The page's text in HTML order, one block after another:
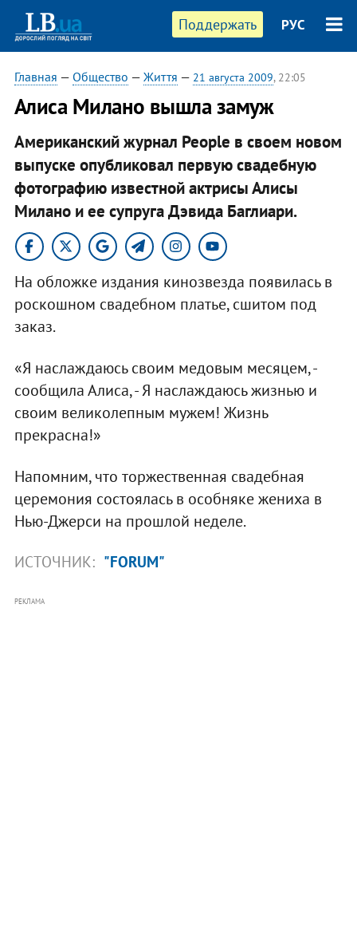
Поддержать РУС
Главная — Общество — Життя — 21 августа 2009, 22:05
Алиса Милано вышла замуж
Американский журнал People в своем новом
выпуске опубликовал первую свадебную
фотографию известной актрисы Алисы
Милано и ее супруга Дэвида Баглиари.
На обложке издания кинозвезда появилась в
роскошном свадебном платье, сшитом под
заказ.
«Я наслаждаюсь своим медовым месяцем, -
сообщила Алиса, - Я наслаждаюсь жизнью и
своим великолепным мужем! Жизнь
прекрасна!»
Напомним, что торжественная свадебная
церемония состоялась в особняке жениха в
Нью-Джерси на прошлой неделе.
ИСТОЧНИК: "FORUM"
РЕКЛАМА